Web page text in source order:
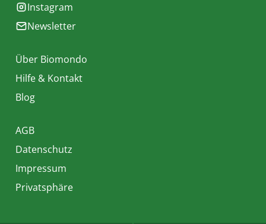
Instagram
Newsletter
Über Biomondo
Hilfe & Kontakt
Blog
AGB
Datenschutz
Impressum
Privatsphäre